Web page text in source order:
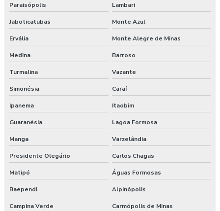
Treinamento de segurança do trabalho na construção civil
Valor para elaboração de pgr
Paraisópolis Lambari
Jaboticatubas Monte Azul
Ervália Monte Alegre de Minas
Medina Barroso
Turmalina Vazante
Simonésia Caraí
Ipanema Itaobim
Guaranésia Lagoa Formosa
Manga Varzelândia
Presidente Olegário Carlos Chagas
Matipó Águas Formosas
Baependi Alpinópolis
Campina Verde Carmópolis de Minas